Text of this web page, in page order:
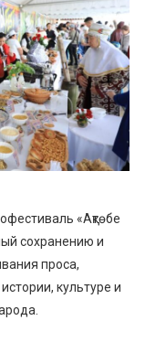
«Ақтөбе
сохранению и
проса,
культуре и